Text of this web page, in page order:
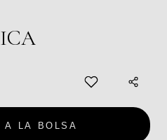
A LA BOLSA